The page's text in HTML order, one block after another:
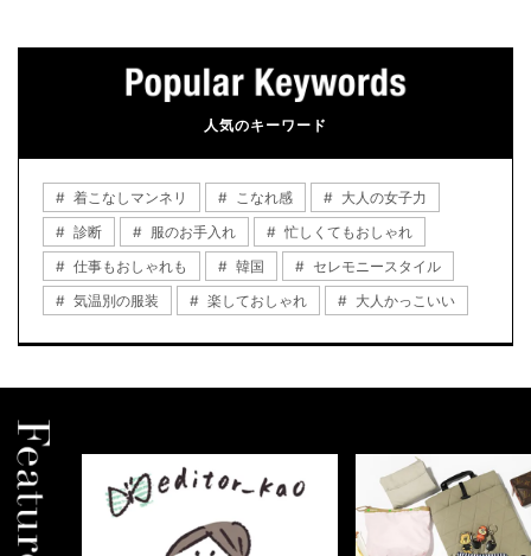
人気のキーワード
着こなしマンネリ こなれ感
大人の女子力
診断
服のお手入れ
忙しくてもおしゃれ
仕事もおしゃれも
韓国
セレモニースタイル
気温別の服装
楽しておしゃれ 大人かっこいい